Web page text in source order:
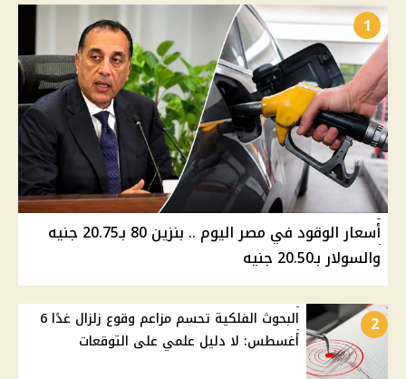
1
أسعار الوقود في مصر اليوم .. بنزين 80 بـ20.75 جنيه
والسولار بـ20.50 جنيه
2
البحوث الفلكية تحسم مزاعم وقوع زلزال غدًا 6
أغسطس: لا دليل علمي على التوقعات